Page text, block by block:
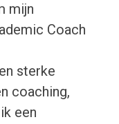
mijn
Coach
sterke
coaching,
een